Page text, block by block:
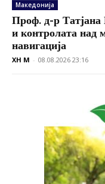
Македонија
Проф. д-р Татјана
и контролата над
навигација
XH M - 08.08.2026 23:16